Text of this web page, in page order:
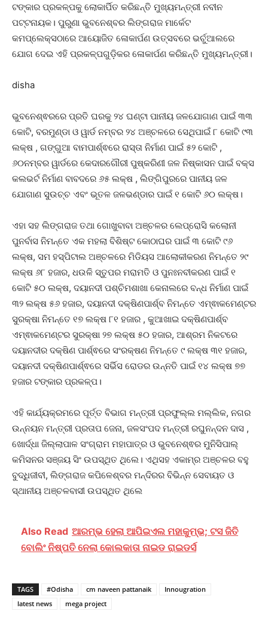
ଟଙ୍କାର ପ୍ରକଳ୍ପକୁ ଲୋକାର୍ପିତ କରିଛନ୍ତି ମୁଖ୍ୟମନ୍ତ୍ରୀ ନବୀନ
ପଟ୍ଟନାୟକ। ପୁରୁଣା ଭୁବନେଶ୍ବର ଲିଙ୍ଗରାଜ ମାର୍କେଟ
କମପ୍ଲେକ୍ସଠାରେ ଆୟୋଜିତ ଳୋକାର୍ପଣ ଉତ୍ସବରେ ଭର୍ଚୁଆଲରେ
ଯୋଗ ଦେଇ ଏହି ପ୍ରକଳ୍ପଗୁଡ଼ିକର ଳୋକାର୍ପଣ କରିଛନ୍ତି ମୁଖ୍ୟମନ୍ତ୍ରୀ।
disha
ଭୁବନେଶ୍ଵରରେ ପ୍ରତି ଘରକୁ ୨୪ ଘଣ୍ଟା ପାନୀୟ ଜଳଯୋଗାଣ ପାଇଁ ୩୩
କୋଟି, ବରମୁଣ୍ଡା ଓ ୱାର୍ଡ ନମ୍ବର ୨୪ ଅଞ୍ଚଳରେ ସେଥିପାଇଁ ୮ କୋଟି ୯୩
ଲକ୍ଷ , ଗଙ୍ଗୁଆ ବାମପାର୍ଶ୍ଵରେ ରାସ୍ତା ନିର୍ମାଣ ପାଇଁ ୫୨ କୋଟି ,
୬୦ନମ୍ବର ୱାର୍ଡରେ କେଦାରଗୌରୀ ପୁଷ୍କରିଣୀ ଜଳ ନିଷ୍କାସନ ପାଇଁ ବକ୍ସ
କଲଭର୍ଟ ନିର୍ମାଣ ବାବଦରେ ୬୫ ଲକ୍ଷ , ଲିଙ୍ଗିପୁରରେ ପାନୀୟ ଜଳ
ଯୋଗାଣ ସୁଉଚ୍ଚ ଏବଂ ଭୂତଳ ଜଳଭଣ୍ଡାର ପାଇଁ ୧ କୋଟି ୬୦ ଲକ୍ଷ।
ଏହା ସହ ଲିଙ୍ଗରାଜ ତଥା ଗୋଖୁବାବା ଅଞ୍ଚଳର ଲେପ୍ରୋସି କଲୋନୀ
ପୁନର୍ବାସ ନିମନ୍ତେ ଏକ ମହଲା ବିଶିଷ୍ଟ କୋଠାଘର ପାଇଁ ୩ କୋଟି ୯୬
ଲକ୍ଷ, ସମ ହସ୍ପିଟାଲ ଅଞ୍ଚଳରେ ମିଡିୟସ ଆଲୋକୀକରଣ ନିମନ୍ତେ ୨୯
ଲକ୍ଷ ୬୮ ହଜାର, ଧଉଳି ସ୍ତୁପର ମରାମତି ଓ ପୁନଃନବୀକରଣ ପାଇଁ ୧
କୋଟି ୫୦ ଲକ୍ଷ, ଦୟାନଦୀ ପଶ୍ଚିମଶାଖା କେନାଲରେ ବନ୍ଧ ନିର୍ମାଣ ପାଇଁ
୩୨ ଲକ୍ଷ ୫୬ ହଜାର, ଦୟାନଦୀ ଦକ୍ଷିଣପାର୍ଶ୍ବ ନିମନ୍ତେ ଏମ୍ଵାକମେଣ୍ଟର
ସୁରକ୍ଷା ନିମନ୍ତେ ୧୭ ଲକ୍ଷ ୮୧ ହଜାର , କୁଆଖାଇ ଦକ୍ଷିଣପାର୍ଶ୍ବ
ଏମ୍ଵାକମେଣ୍ଟର ସୁରକ୍ଷା ୨୭ ଲକ୍ଷ ୫୦ ହଜାର, ଆଶ୍ରମ ନିକଟରେ
ଦୟାନଦୀର ଦକ୍ଷିଣ ପାର୍ଶ୍ଵରେ ସଂରକ୍ଷଣ ନିମନ୍ତେ ୯ ଲକ୍ଷ ୩୧ ହଜାର,
ଦୟାନଦୀ ଦକ୍ଷିଣପାର୍ଶ୍ଵରେ ସର୍ଭିସ ରୋଡର ଉନ୍ନତି ପାଇଁ ୧୪ ଲକ୍ଷ ୭୭
ହଜାର ଟଙ୍କାର ପ୍ରକଳ୍ପ।
ଏହି କାର୍ଯ୍ୟକ୍ରମରେ ପୂର୍ତ୍ତ ବିଭାଗ ମନ୍ତ୍ରୀ ପ୍ରଫୁଲ୍ଲ ମଲ୍ଲିକ, ନଗର
ଉନ୍ନୟନ ମନ୍ତ୍ରୀ ପ୍ରତାପ ଜେନା, ଜଳସଂପଦ ମନ୍ତ୍ରୀ ରଘୁନନ୍ଦନ ଦାସ ,
ଖୋର୍ଦ୍ଧା ଜିଲ୍ଲାପାଳ ସଂଗ୍ରାମ ମହାପାତ୍ର ଓ ଭୁବନେଶ୍ଵର ମୁନିସିପାଲ୍
କମିସନର ସଞ୍ଜୟ ସିଂ ଉପସ୍ଥିତ ଥିଲେ। ଏଥିସହ ଏକାମ୍ର ଅଞ୍ଚଳର ବହୁ
ବୁଦ୍ଧିଜୀବୀ, ଲିଙ୍ଗରାଜ କପିଳେଶ୍ବର ମନ୍ଦିରର ବିଭିନ୍ନ ସେବାୟତ ଓ
ସ୍ଥାନୀୟ ଅଞ୍ଚଳବାସୀ ଉପସ୍ଥିତ ଥିଲେ
Also Read ଆରମ୍ଭ ହେଲା ଆପିଇଏଲ ମହାକୁମ୍ଭ; ଟସ ଜିତି
ବୋଲିଂ ନିଷ୍ପତି ନେଲା କୋଲକାତା ନାଇଡ ରାଇଡର୍ସ
TAGS #Odisha cm naveen pattanaik
Innougration
latest news
mega project